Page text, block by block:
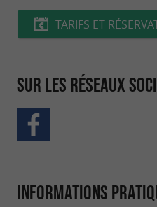
TARIFS ET
Sur les réseaux
Informations